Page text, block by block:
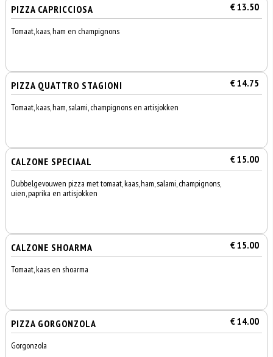
PIZZA CAPRICCIOSA € 13.50
Tomaat, kaas, ham en champignons
PIZZA QUATTRO STAGIONI € 14.75
Tomaat, kaas, ham, salami, champignons en artisjokken
CALZONE SPECIAAL € 15.00
Dubbelgevouwen pizza met tomaat, kaas, ham, salami, champignons,
uien, paprika en artisjokken
CALZONE SHOARMA € 15.00
Tomaat, kaas en shoarma
PIZZA GORGONZOLA € 14.00
Gorgonzola